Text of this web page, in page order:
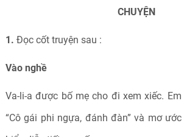
CHUYỆN
1. Đọc cốt truyện sau :
Vào nghề
Va-li-a được bố mẹ cho đi xem xiếc.
“Cô gái phi ngựa, đánh đàn” và mơ